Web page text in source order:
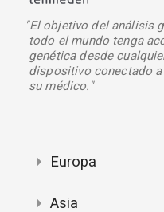
"El objetivo del análisis
todo el mundo tenga
genética desde
dispositivo conectado
su médico."
Europa
Asia